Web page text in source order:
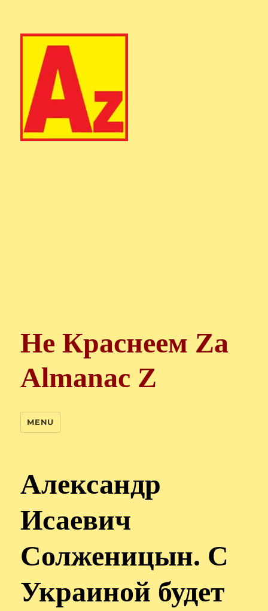
Не Краснеем Zа
Almanac Z
MENU
Александр
Исаевич
Солженицын. С
Украиной будет